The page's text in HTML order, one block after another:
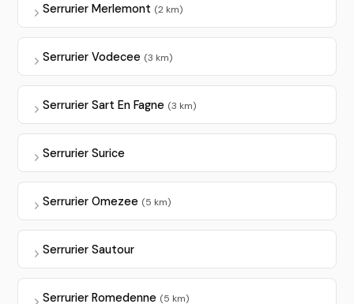
Serrurier Merlemont (2 km)
Serrurier Vodecee (3 km)
Serrurier Sart En Fagne (3 km)
Serrurier Surice
Serrurier Omezee (5 km)
Serrurier Sautour
Serrurier Romedenne (5 km)